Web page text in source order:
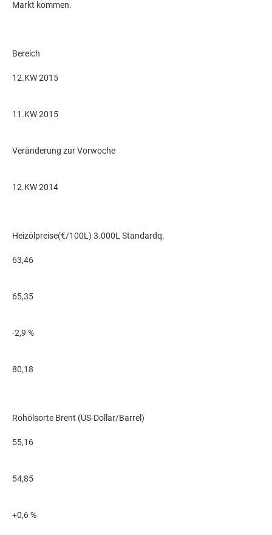
Markt kommen.
Bereich
12.KW 2015
11.KW 2015
Veränderung zur Vorwoche
12.KW 2014
Heizölpreise(€/100L) 3.000L Standardq.
63,46
65,35
-2,9 %
80,18
Rohölsorte Brent (US-Dollar/Barrel)
55,16
54,85
+0,6 %